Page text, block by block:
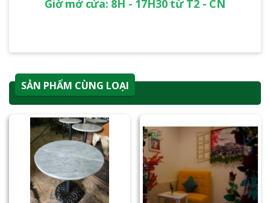
Giờ mở cửa: 8H - 17H30 từ T2 - CN
SẢN PHẨM CÙNG LOẠI